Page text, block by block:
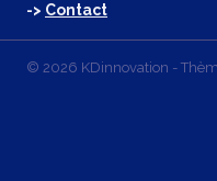
-> Contact
© 2026 KDinnovation -